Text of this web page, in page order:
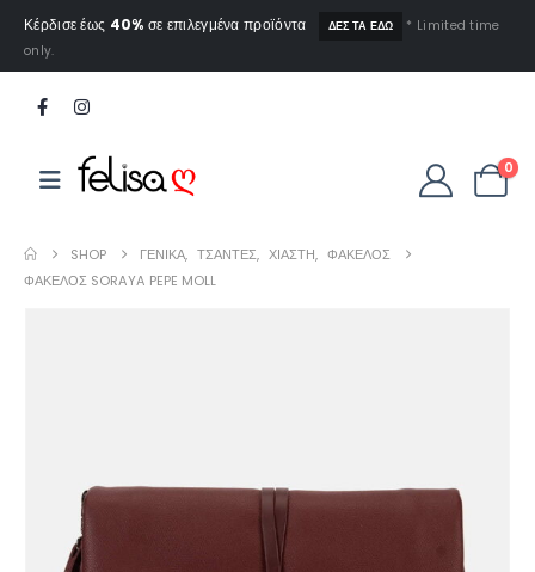
Κέρδισε έως 40% σε επιλεγμένα προϊόντα ΔΕΣ ΤΑ ΕΔΩ
* Limited time
only.
0
SHOP ΓΕΝΙΚΆ, ΤΣΆΝΤΕΣ, ΧΙΑΣΤΉ, ΦΆΚΕΛΟΣ
ΦΆΚΕΛΟΣ SORAYA PEPE MOLL